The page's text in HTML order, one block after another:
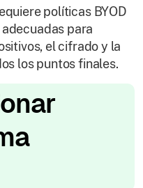
políticas BYOD
para
el cifrado y la
los puntos finales.